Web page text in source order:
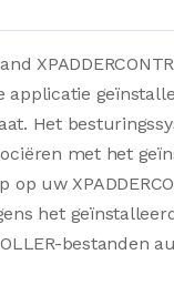
Het
met het
uw
het
bestanden